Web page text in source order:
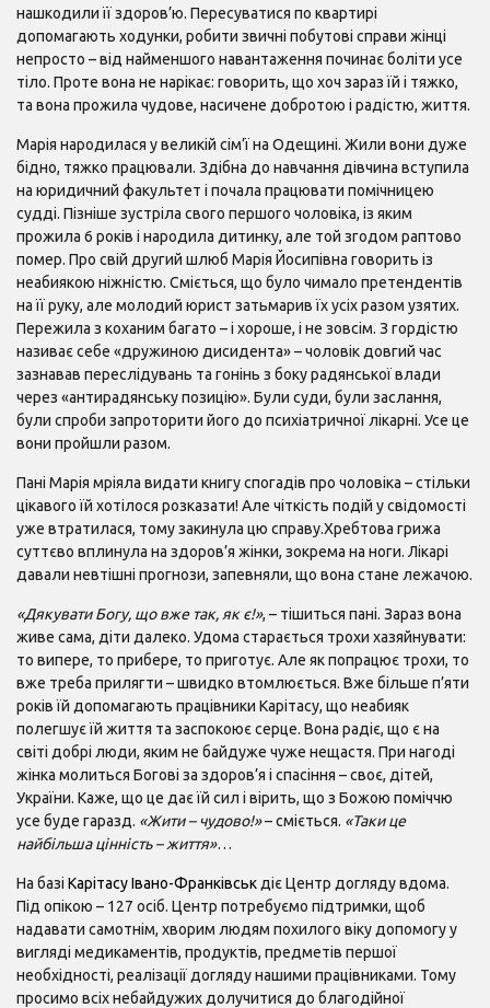
нашкодили її здоров’ю. Пересуватися по квартирі
допомагають ходунки, робити звичні побутові справи жінці
непросто – від найменшого навантаження починає боліти усе
тіло. Проте вона не нарікає: говорить, що хоч зараз їй і тяжко,
та вона прожила чудове, насичене добротою і радістю, життя.
Марія народилася у великій сім’ї на Одещині. Жили вони дуже
бідно, тяжко працювали. Здібна до навчання дівчина вступила
на юридичний факультет і почала працювати помічницею
судді. Пізніше зустріла свого першого чоловіка, із яким
прожила 6 років і народила дитинку, але той згодом раптово
помер. Про свій другий шлюб Марія Йосипівна говорить із
неабиякою ніжністю. Сміється, що було чимало претендентів
на її руку, але молодий юрист затьмарив їх усіх разом узятих.
Пережила з коханим багато – і хороше, і не зовсім. З гордістю
називає себе «дружиною дисидента» – чоловік довгий час
зазнавав переслідувань та гонінь з боку радянської влади
через «антирадянську позицію». Були суди, були заслання,
були спроби запроторити його до психіатричної лікарні. Усе це
вони пройшли разом.
Пані Марія мріяла видати книгу спогадів про чоловіка – стільки
цікавого їй хотілося розказати! Але чіткість подій у свідомості
уже втратилася, тому закинула цю справу.Хребтова грижа
суттєво вплинула на здоров’я жінки, зокрема на ноги. Лікарі
давали невтішні прогнози, запевняли, що вона стане лежачою.
«Дякувати Богу, що вже так, як є!», – тішиться пані. Зараз вона
живе сама, діти далеко. Удома старається трохи хазяйнувати:
то випере, то прибере, то приготує. Але як попрацює трохи, то
вже треба прилягти – швидко втомлюється. Вже більше п’яти
років їй допомагають працівники Карітасу, що неабияк
полегшує їй життя та заспокоює серце. Вона радіє, що є на
світі добрі люди, яким не байдуже чуже нещастя. При нагоді
жінка молиться Богові за здоров’я і спасіння – своє, дітей,
України. Каже, що це дає їй сил і вірить, що з Божою поміччю
усе буде гаразд. «Жити – чудово!»– сміється. «Таки це
найбільша цінність – життя»…
На базі Карітасу Івано-Франківськ діє Центр догляду вдома.
Під опікою – 127 осіб. Центр потребуємо підтримки, щоб
надавати самотнім, хворим людям похилого віку допомогу у
вигляді медикаментів, продуктів, предметів першої
необхідності, реалізації догляду нашими працівниками. Тому
просимо всіх небайдужих долучитися до благодійної